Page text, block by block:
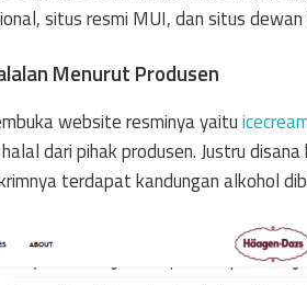
situs resmi MUI, dan situs
Menurut Produsen
website resminya yaitu
dari pihak produsen. Justru
terdapat kandungan alkohol